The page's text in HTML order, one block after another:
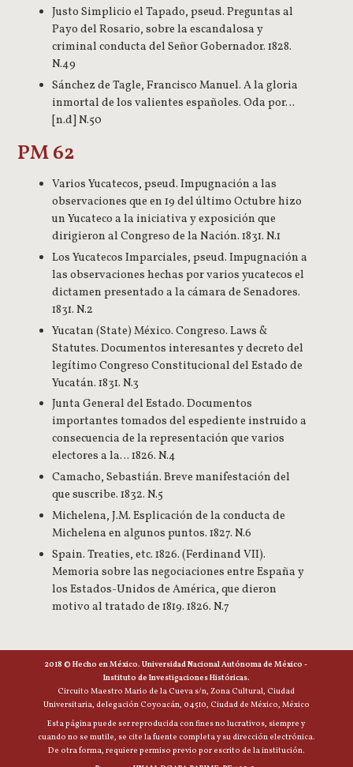
Justo Simplicio el Tapado, pseud. Preguntas al
Payo del Rosario, sobre la escandalosa y
criminal conducta del Señor Gobernador. 1828.
N.49
Sánchez de Tagle, Francisco Manuel. A la gloria
inmortal de los valientes españoles. Oda por…
[n.d] N.50
PM 62
Varios Yucatecos, pseud. Impugnación a las
observaciones que en 19 del último Octubre hizo
un Yucateco a la iniciativa y exposición que
dirigieron al Congreso de la Nación. 1831. N.1
Los Yucatecos Imparciales, pseud. Impugnación a
las observaciones hechas por varios yucatecos el
dictamen presentado a la cámara de Senadores.
1831. N.2
Yucatan (State) México. Congreso. Laws &
Statutes. Documentos interesantes y decreto del
legítimo Congreso Constitucional del Estado de
Yucatán. 1831. N.3
Junta General del Estado. Documentos
importantes tomados del espediente instruido a
consecuencia de la representación que varios
electores a la… 1826. N.4
Camacho, Sebastián. Breve manifestación del
que suscribe. 1832. N.5
Michelena, J.M. Esplicación de la conducta de
Michelena en algunos puntos. 1827. N.6
Spain. Treaties, etc. 1826. (Ferdinand VII).
Memoria sobre las negociaciones entre España y
los Estados-Unidos de América, que dieron
motivo al tratado de 1819. 1826. N.7
2018 © Hecho en México. Universidad Nacional Autónoma de México -
Instituto de Investigaciones Históricas.
Circuito Maestro Mario de la Cueva s/n, Zona Cultural, Ciudad
Universitaria, delegación Coyoacán, 04510, Ciudad de México, México
Esta página puede ser reproducida con fines no lucrativos, siempre y
cuando no se mutile, se cite la fuente completa y su dirección electrónica.
De otra forma, requiere permiso previo por escrito de la institución.